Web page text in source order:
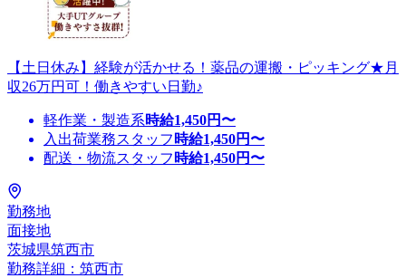
【土日休み】経験が活かせる！薬品の運搬・ピッキング★月
収26万円可！働きやすい日勤♪
軽作業・製造系時給1,450円〜
入出荷業務スタッフ 時給1,450円〜
配送・物流スタッフ 時給1,450円〜
勤務地
面接地
茨城県筑西市
勤務詳細：筑西市